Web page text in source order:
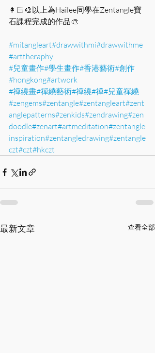
👩🏻‍🎨以上為Hailee同學在Zentangle寶
石課程完成的作品🎨
#mitangleart#drawwithmi#drawwithme
#arttheraphy
#兒童畫作#學生畫作#香港藝術#創作
#hongkong#artwork
#禪繞畫#禪繞藝術#禪繞#禪#兒童禪繞
#zengems#zentangle#zentangleart#zent
anglepatterns#zenkids#zendrawing#zen
doodle#zenart#artmeditation#zentangle
inspiration#zentangledrawing#zentangle
czt#czt#hkczt
最新文章 查看全部